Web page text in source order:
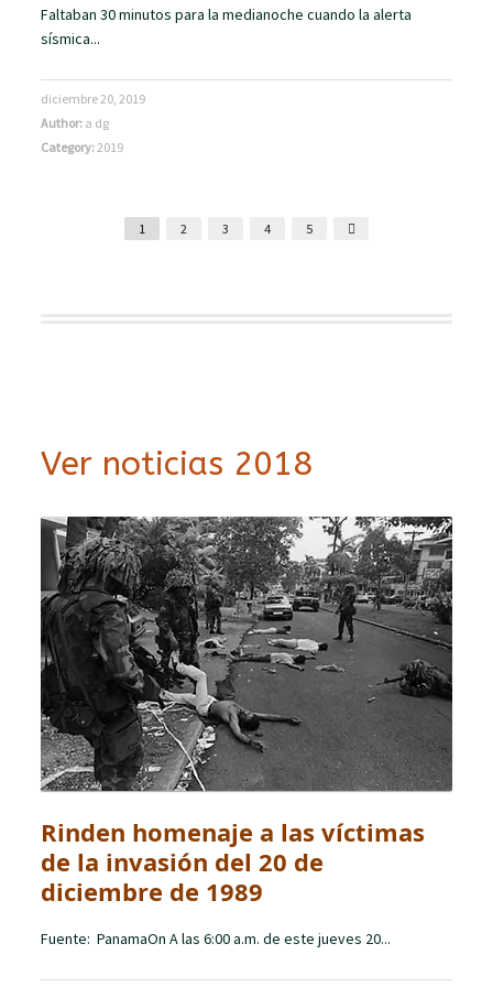
Faltaban 30 minutos para la medianoche cuando la alerta
sísmica...
diciembre 20, 2019
Author: a dg
Category:2019
1 2 3 4 5
Ver noticias 2018
Rinden homenaje a las víctimas
de la invasión del 20 de
diciembre de 1989
Fuente: PanamaOn A las 6:00 a.m. de este jueves 20...